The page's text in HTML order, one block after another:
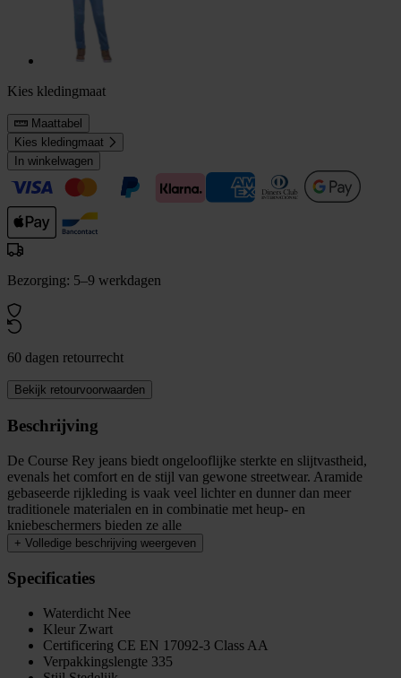
Kies kledingmaat
Maattabel
Kies kledingmaat
In winkelwagen
Bezorging: 5–9 werkdagen
60 dagen retourrecht
Bekijk retourvoorwaarden
Beschrijving
De Course Rey jeans biedt ongelooflijke sterkte en slijtvastheid,
evenals het comfort en de stijl van gewone streetwear. Aramide
gebaseerde rijkleding is vaak veel lichter en dunner dan meer
traditionele materialen en in combinatie met heup- en
kniebeschermers bieden ze alle
+ Volledige beschrijving weergeven
Specificaties
Waterdicht Nee
Kleur Zwart
Certificering CE EN 17092-3 Class AA
Verpakkingslengte 335